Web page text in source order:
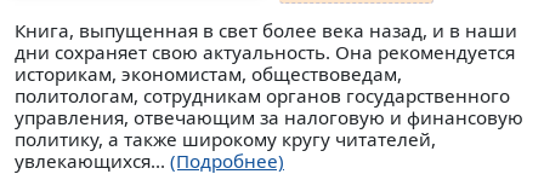
Книга, выпущенная в свет более века назад, и в наши
дни сохраняет свою актуальность. Она рекомендуется
историкам, экономистам, обществоведам,
политологам, сотрудникам органов государственного
управления, отвечающим за налоговую и финансовую
политику, а также широкому кругу читателей,
увлекающихся... (Подробнее)